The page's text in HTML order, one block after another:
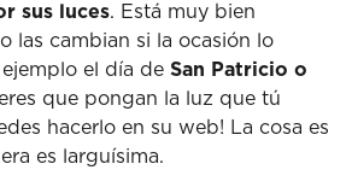
sus luces. Está muy bien
las cambian si la ocasión lo
el día de San Patricio o
que pongan la luz que tú
hacerlo en su web! La cosa es
es larguísima.